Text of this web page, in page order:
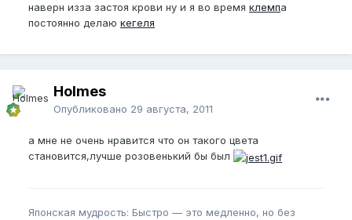
наверн изза застоя крови ну и я во время клемпа
постоянно делаю кегеля
Holmes
Опубликовано 29 августа, 2011
а мне не очень нравится что он такого цвета
становится,лучше розовенький бы был
Японская мудрость: Быстро — это медленно, но без